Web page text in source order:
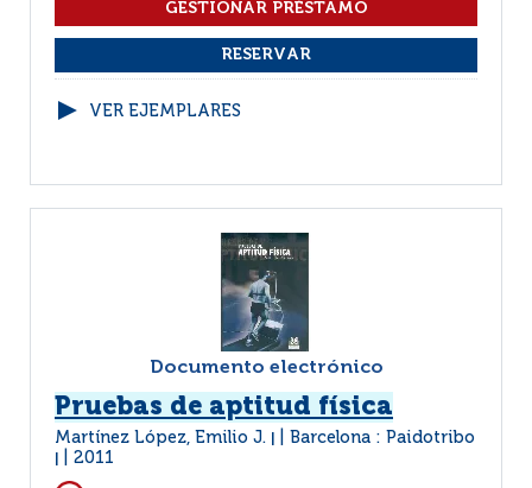
VER EJEMPLARES
Documento electrónico
Pruebas de aptitud física
Martínez López, Emilio J. Barcelona : Paidotribo
2011